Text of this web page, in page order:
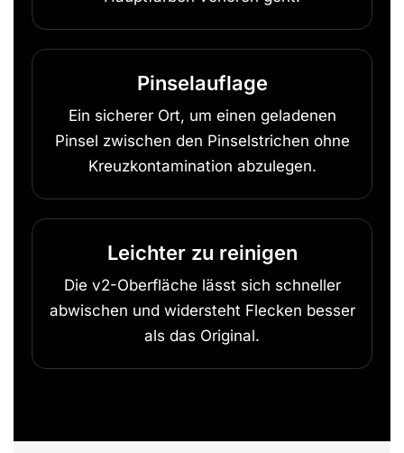
Pinselauflage
Ein sicherer Ort, um einen geladenen
Pinsel zwischen den Pinselstrichen ohne
Kreuzkontamination abzulegen.
Leichter zu reinigen
Die v2-Oberfläche lässt sich schneller
abwischen und widersteht Flecken besser
als das Original.